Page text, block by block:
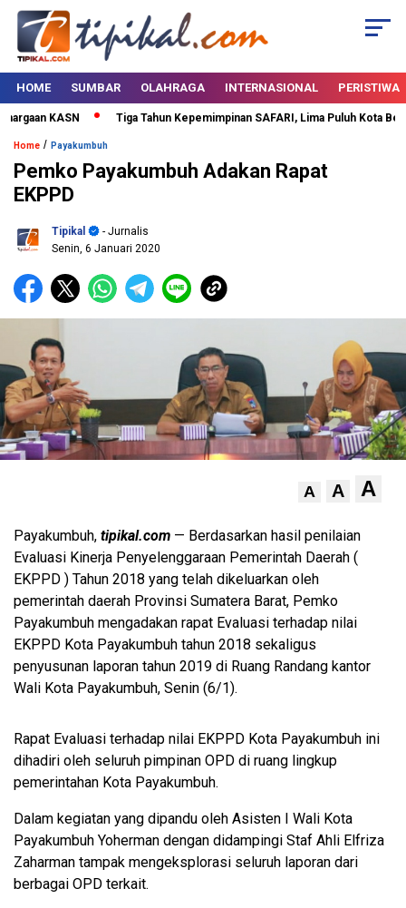
HOME SUMBAR OLAHRAGA INTERNASIONAL PERISTIWA
KASN Tiga Tahun Kepemimpinan SAFARI, Lima Puluh Kota
Home / Payakumbuh
Pemko Payakumbuh Adakan Rapat
EKPPD
Tipikal
- Jurnalis
Senin, 6 Januari 2020
A A A
Payakumbuh, tipikal.com — Berdasarkan hasil penilaian
Evaluasi Kinerja Penyelenggaraan Pemerintah Daerah (
EKPPD ) Tahun 2018 yang telah dikeluarkan oleh
pemerintah daerah Provinsi Sumatera Barat, Pemko
Payakumbuh mengadakan rapat Evaluasi terhadap nilai
EKPPD Kota Payakumbuh tahun 2018 sekaligus
penyusunan laporan tahun 2019 di Ruang Randang kantor
Wali Kota Payakumbuh, Senin (6/1).
Rapat Evaluasi terhadap nilai EKPPD Kota Payakumbuh ini
dihadiri oleh seluruh pimpinan OPD di ruang lingkup
pemerintahan Kota Payakumbuh.
Dalam kegiatan yang dipandu oleh Asisten I Wali Kota
Payakumbuh Yoherman dengan didampingi Staf Ahli Elfriza
Zaharman tampak mengeksplorasi seluruh laporan dari
berbagai OPD terkait.